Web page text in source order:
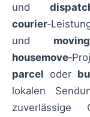
und
courier
und moving
housemove
parcel oder
lokalen